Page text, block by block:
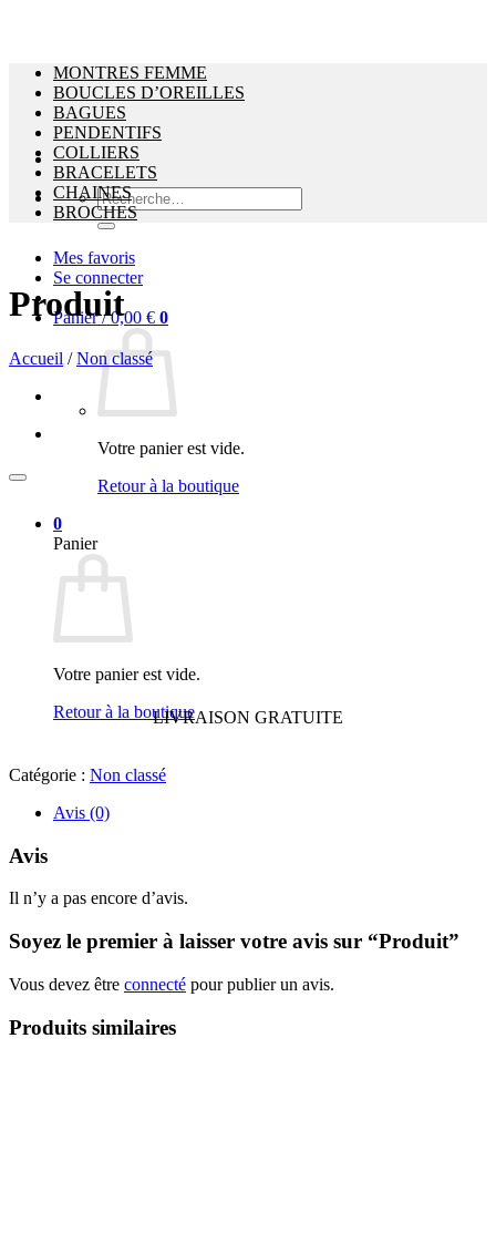
Recherche
pour :
Mes favoris
Se connecter
Panier /0,00 € 0
Votre panier est vide.
Retour à la boutique
0
Panier
Votre panier est vide.
Retour à la boutique
MONTRES FEMME
BOUCLES D’OREILLES
BAGUES
PENDENTIFS
COLLIERS
BRACELETS
CHAINES
BROCHES
Produit
Accueil / Non classé
LIVRAISON GRATUITE
Catégorie : Non classé
Avis (0)
Avis
Il n’y a pas encore d’avis.
Soyez le premier à laisser votre avis sur “Produit”
Vous devez être connecté pour publier un avis.
Produits similaires